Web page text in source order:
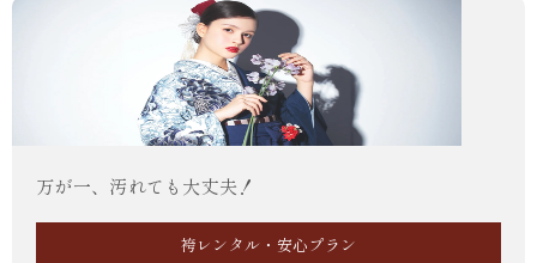
万が一、汚れても大丈夫！
袴レンタル・安心プラン